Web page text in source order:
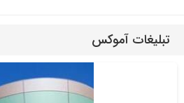
تبلیغات آموکس